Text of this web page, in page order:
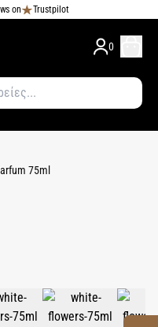
on Trustpilot
0
75ml